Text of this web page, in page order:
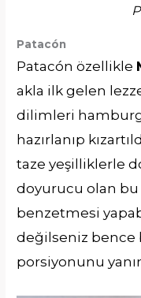
Patacón
Patacón özellikle
akla ilk gelen
dilimleri
hazırlanıp
taze yeşilliklerle
doyurucu olan
benzetmesi
değilseniz bence
porsiyonunu